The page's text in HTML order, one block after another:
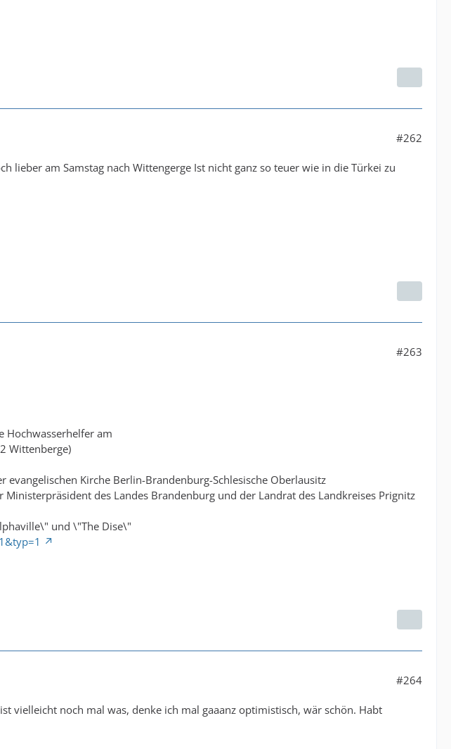
#262
lieber am Samstag nach Wittengerge Ist nicht ganz so teuer wie in die Türkei zu
#263
Hochwasserhelfer am
Wittenberge)
Kirche Berlin-Brandenburg-Schlesische Oberlausitz
des Landes Brandenburg und der Landrat des Landkreises Prignitz
und \"The Dise\"
#264
vielleicht noch mal was, denke ich mal gaaanz optimistisch, wär schön. Habt